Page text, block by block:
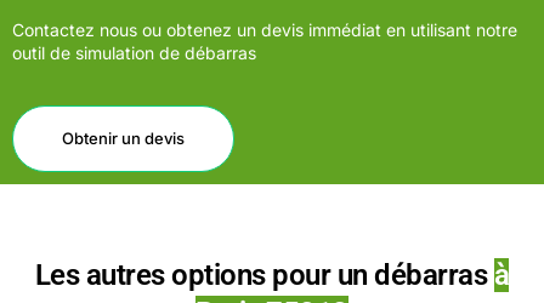
Contactez nous ou obtenez un devis immédiat en utilisant notre
outil de simulation de débarras
Obtenir un devis
Les autres options pour un débarras à